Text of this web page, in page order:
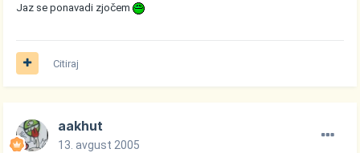
Jaz se ponavadi zjočem
Citiraj
aakhut
13. avgust 2005